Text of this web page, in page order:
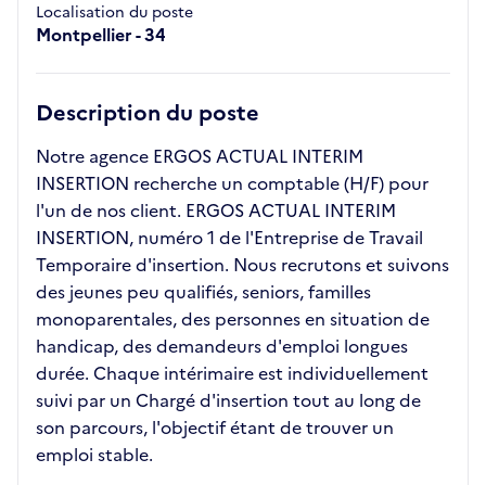
Localisation du poste
Montpellier - 34
Description du poste
Notre agence ERGOS ACTUAL INTERIM
INSERTION recherche un comptable (H/F) pour
l'un de nos client. ERGOS ACTUAL INTERIM
INSERTION, numéro 1 de l'Entreprise de Travail
Temporaire d'insertion. Nous recrutons et suivons
des jeunes peu qualifiés, seniors, familles
monoparentales, des personnes en situation de
handicap, des demandeurs d'emploi longues
durée. Chaque intérimaire est individuellement
suivi par un Chargé d'insertion tout au long de
son parcours, l'objectif étant de trouver un
emploi stable.